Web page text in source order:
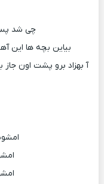
چی شد پس
بیاین بچه ها این
آ بهزاد برو پشت اون